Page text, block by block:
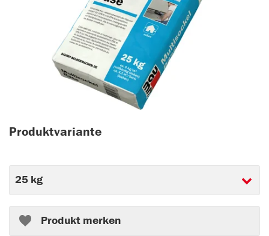
Produktvariante
Produkt merken